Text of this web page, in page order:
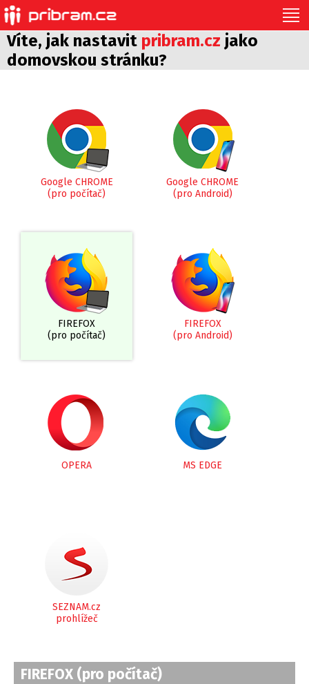
Víte, jak nastavit pribram.cz jako
domovskou stránku?
Google CHROME
(pro počítač)
Google CHROME
(pro Android)
FIREFOX
(pro počítač)
FIREFOX
(pro Android)
OPERA MS EDGE
SEZNAM.cz
prohlížeč
FIREFOX (pro počítač)